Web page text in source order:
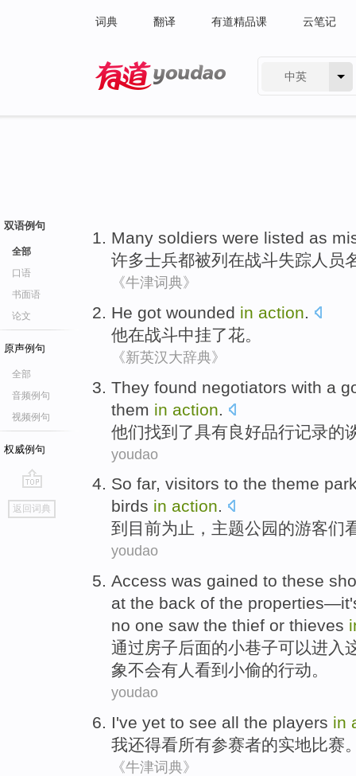
词典 翻译 有道精品课 云笔记
中英
双语例句
全部
口语
书面语
论文
原声例句
全部
音频例句
视频例句
权威例句
go
top
返回词典
Many soldiers were listed as
许多士兵都被列 在战斗失踪人员
《牛津词典》
He got wounded in action.
他在战斗中挂了花。
《新英汉大辞典》
They found negotiators with a
them in action
他们找到了具有良好品行记录的
youdao
So far, visitors to the theme
birds in action.
到目前为止 ， 主题公园的游客们
youdao
Access was gained to these
at the back of the properties—
no one saw the thief or thieves
通过房子后面的小巷子可以进入
象不会有人 看到 小偷的行动。
youdao
I've yet to see all the players in
我还得看所有参赛者的实地比赛
《牛津词典》